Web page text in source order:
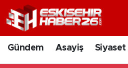
Gündem Asayiş Siyaset
Gündem
Asayiş
Nöbetçi Eczaneler
Hava Durumu